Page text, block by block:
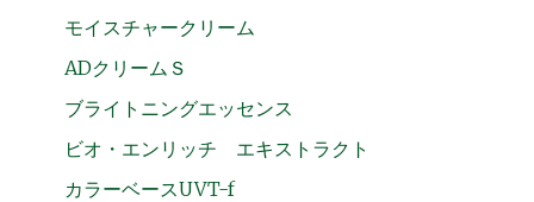
モイスチャークリーム
ADクリームＳ
ブライトニングエッセンス
ビオ・エンリッチ エキストラクト
カラーベースUVT-f